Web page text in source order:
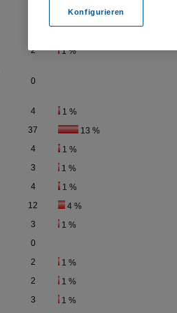
2 1 %
0
4 1 %
37 13 %
4 1 %
3 1 %
4 1 %
12 4 %
3 1 %
0
2 1 %
2 1 %
3 1 %
Konfigurieren